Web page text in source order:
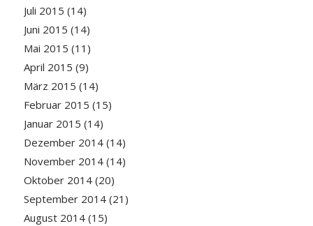
Juli 2015 (14)
Juni 2015 (14)
Mai 2015 (11)
April 2015 (9)
März 2015 (14)
Februar 2015 (15)
Januar 2015 (14)
Dezember 2014(14)
November 2014(14)
Oktober 2014(20)
September 2014(21)
August 2014(15)